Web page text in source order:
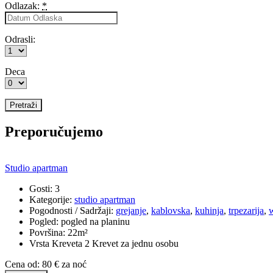
Odlazak: *
Odrasli:
Deca
Preporučujemo
Studio apartman
Gosti: 3
Kategorije: studio apartman
Pogodnosti / Sadržaji: grejanje, kablovska, kuhinja, trpezarija,
Pogled: pogled na planinu
Površina: 22m²
Vrsta Kreveta 2 Krevet za jednu osobu
Cena od: 80 € za noć